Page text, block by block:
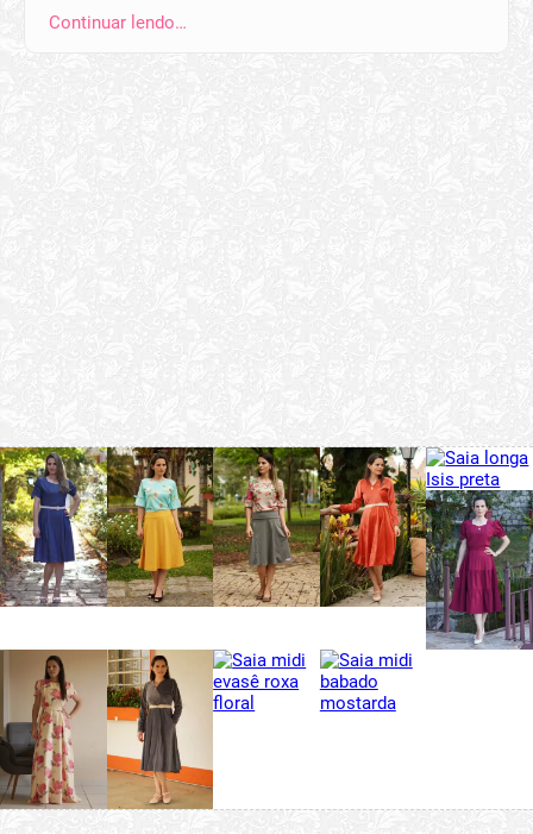
Continuar lendo…